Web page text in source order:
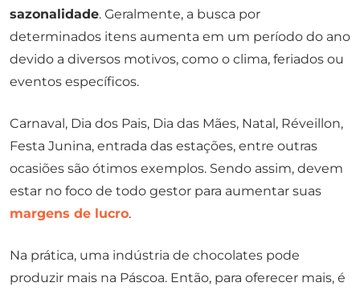
sazonalidade. Geralmente, a busca por
determinados itens aumenta em um período do ano
devido a diversos motivos, como o clima, feriados ou
eventos específicos.
Carnaval, Dia dos Pais, Dia das Mães, Natal, Réveillon,
Festa Junina, entrada das estações, entre outras
ocasiões são ótimos exemplos. Sendo assim, devem
estar no foco de todo gestor para aumentar suas
margens de lucro.
Na prática, uma indústria de chocolates pode
produzir mais na Páscoa. Então, para oferecer mais, é